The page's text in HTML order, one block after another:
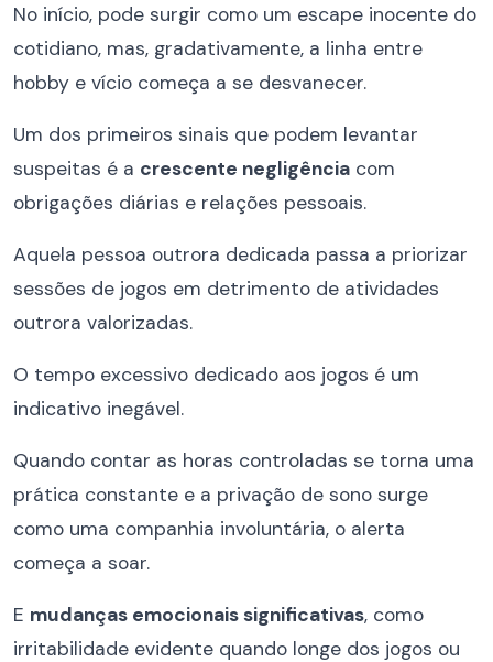
No início, pode surgir como um escape inocente do
cotidiano, mas, gradativamente, a linha entre
hobby e vício começa a se desvanecer.
Um dos primeiros sinais que podem levantar
suspeitas é a crescente negligência com
obrigações diárias e relações pessoais.
Aquela pessoa outrora dedicada passa a priorizar
sessões de jogos em detrimento de atividades
outrora valorizadas.
O tempo excessivo dedicado aos jogos é um
indicativo inegável.
Quando contar as horas controladas se torna uma
prática constante e a privação de sono surge
como uma companhia involuntária, o alerta
começa a soar.
E mudanças emocionais significativas, como
irritabilidade evidente quando longe dos jogos ou